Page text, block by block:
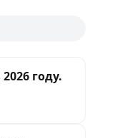
году.